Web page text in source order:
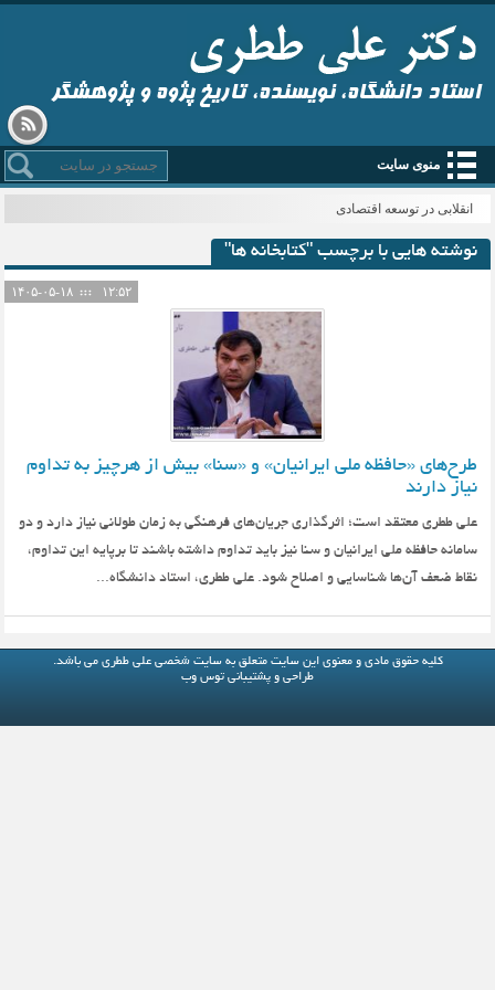
استاد دانشگاه، نویسنده، تاریخ پژوه و پژوهشگر
منوی سایت
انقلابی در توسعه اقتصادی
نوشته هایی با برچسب "کتابخانه ها"
۱۲:۵۲
طرح‌های «حافظه ملی ایرانیان» و «سنا» بیش از هرچیز به تداوم
نیاز دارند
علی ططری معتقد است؛ اثرگذاری جریان‌های فرهنگی به زمان طولانی نیاز دارد و دو
سامانه حافظه ملی ایرانیان و سنا نیز باید تداوم داشته باشند تا برپایه این تداوم،
نقاط ضعف آن‌ها شناسایی و اصلاح شود. علی ططری، استاد دانشگاه...
کلیه حقوق مادی و معنوی این سایت متعلق بهسایت شخصی علی ططری می باشد.
طراحی و پشتیبانی توس وب